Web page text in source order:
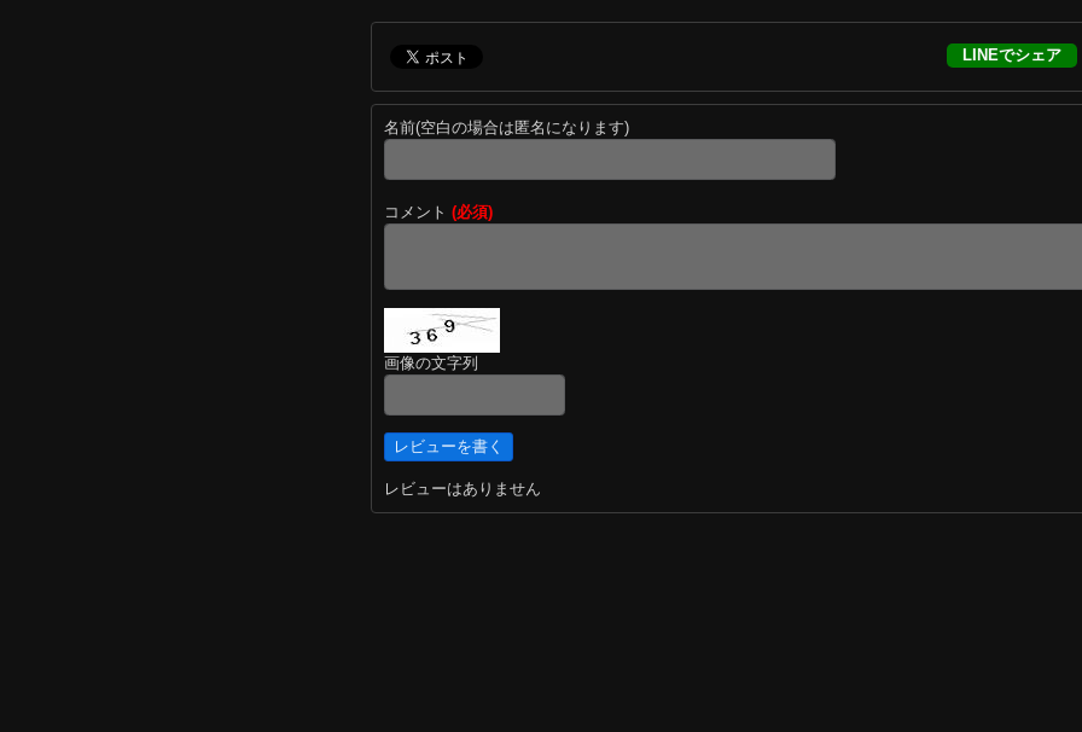
LINEでシェア
名前(空白の場合は匿名になります)
コメント (必須)
画像の文字列
レビューはありません